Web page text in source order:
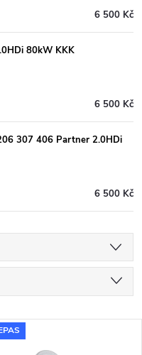
6 500 Kč
80kW KKK
6 500 Kč
307 406 Partner 2.0HDi
6 500 Kč